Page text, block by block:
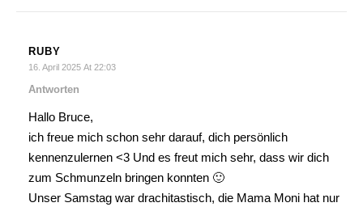
RUBY
16. April 2025 At 22:03
Antworten
Hallo Bruce,
ich freue mich schon sehr darauf, dich persönlich
kennenzulernen <3 Und es freut mich sehr, dass wir dich
zum Schmunzeln bringen konnten 🙂
Unser Samstag war drachitastisch, die Mama Moni hat nur